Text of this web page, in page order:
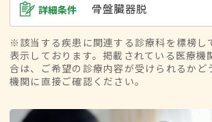
詳細条件 骨盤臓器脱
※該当する疾患に関連する診療科を標榜し
表示しております。掲載されている医療機
合は、ご希望の診療内容が受けられるかど
機関に直接ご確認ください。